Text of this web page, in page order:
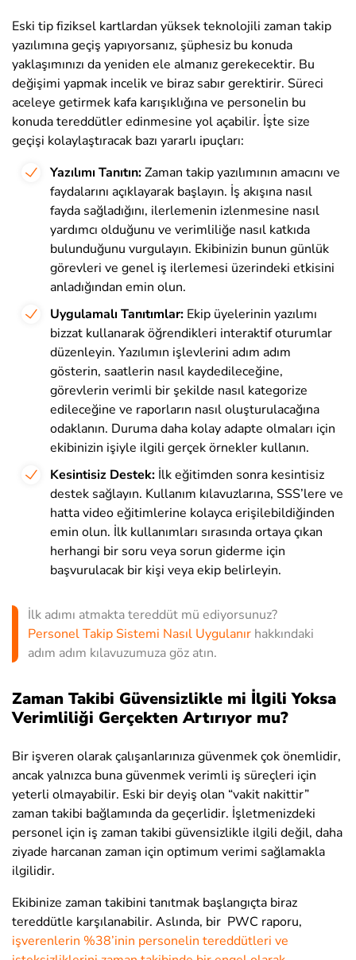
Eski tip fiziksel kartlardan yüksek teknolojili zaman takip
yazılımına geçiş yapıyorsanız, şüphesiz bu konuda
yaklaşımınızı da yeniden ele almanız gerekecektir. Bu
değişimi yapmak incelik ve biraz sabır gerektirir. Süreci
aceleye getirmek kafa karışıklığına ve personelin bu
konuda tereddütler edinmesine yol açabilir. İşte size
geçişi kolaylaştıracak bazı yararlı ipuçları:
Yazılımı Tanıtın:Zaman takip yazılımının amacını ve
faydalarını açıklayarak başlayın. İş akışına nasıl
fayda sağladığını, ilerlemenin izlenmesine nasıl
yardımcı olduğunu ve verimliliğe nasıl katkıda
bulunduğunu vurgulayın. Ekibinizin bunun günlük
görevleri ve genel iş ilerlemesi üzerindeki etkisini
anladığından emin olun.
Uygulamalı Tanıtımlar: Ekip üyelerinin yazılımı
bizzat kullanarak öğrendikleri interaktif oturumlar
düzenleyin. Yazılımın işlevlerini adım adım
gösterin, saatlerin nasıl kaydedileceğine,
görevlerin verimli bir şekilde nasıl kategorize
edileceğine ve raporların nasıl oluşturulacağına
odaklanın. Duruma daha kolay adapte olmaları için
ekibinizin işiyle ilgili gerçek örnekler kullanın.
Kesintisiz Destek: İlk eğitimden sonra kesintisiz
destek sağlayın. Kullanım kılavuzlarına, SSS’lere ve
hatta video eğitimlerine kolayca erişilebildiğinden
emin olun. İlk kullanımları sırasında ortaya çıkan
herhangi bir soru veya sorun giderme için
başvurulacak bir kişi veya ekip belirleyin.
İlk adımı atmakta tereddüt mü ediyorsunuz?
Personel Takip Sistemi Nasıl Uygulanır hakkındaki
adım adım kılavuzumuza göz atın.
Zaman Takibi Güvensizlikle mi İlgili Yoksa
Verimliliği Gerçekten Artırıyor mu?
Bir işveren olarak çalışanlarınıza güvenmek çok önemlidir,
ancak yalnızca buna güvenmek verimli iş süreçleri için
yeterli olmayabilir. Eski bir deyiş olan “vakit nakittir”
zaman takibi bağlamında da geçerlidir. İşletmenizdeki
personel için iş zaman takibi güvensizlikle ilgili değil, daha
ziyade harcanan zaman için optimum verimi sağlamakla
ilgilidir.
Ekibinize zaman takibini tanıtmak başlangıçta biraz
tereddütle karşılanabilir. Aslında, bir PWC raporu,
işverenlerin %38’inin personelin tereddütleri ve